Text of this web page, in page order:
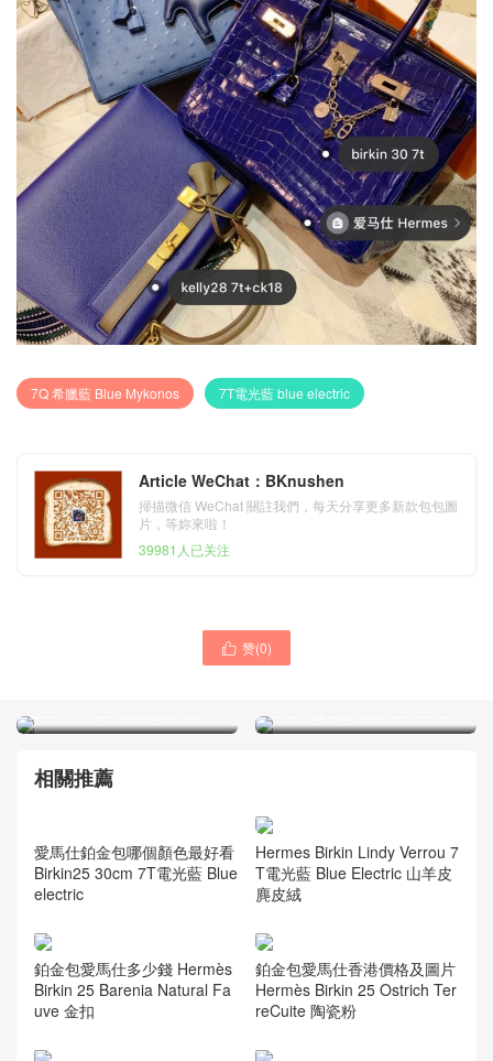
7Q 希臘藍 Blue Mykonos 7T電光藍 blue electric
Article WeChat：BKnushen
掃描微信 WeChat 關註我們，每天分享更多新款包包圖
片，等妳來啦！
39981人已关注
 赞(0)
Hong Kong Hermes Birkin
Blue Tempete上身效果圖
香港香港島 愛馬仕鉑金包
CK57 波爾多酒紅 Bordeaux
相關推薦
Birkin25 30cm 7T電光藍 Blue
Hermes Birkin Lindy Verrou 7
T電光藍 Blue Electric 山羊皮
麂皮絨